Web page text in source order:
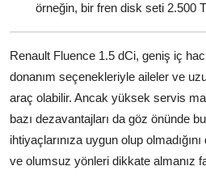
örneğin, bir fren disk seti 2.500
Renault Fluence 1.5 dCi, geniş iç
donanım seçenekleriyle aileler ve
araç olabilir. Ancak yüksek servis
bazı dezavantajları da göz önünde
ihtiyaçlarınıza uygun olup
ve olumsuz yönleri dikkate almanız